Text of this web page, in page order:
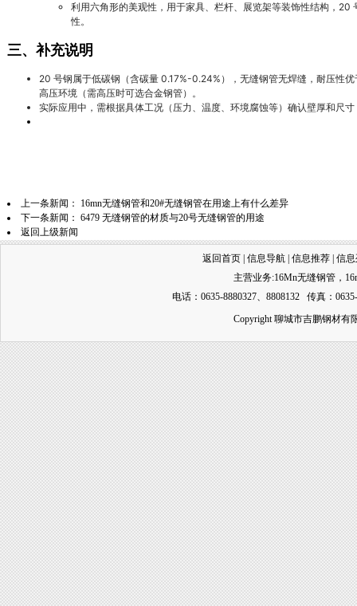
利用六角形的美观性，用于家具、栏杆、展览架等装饰性结构，
性。
三、补充说明
20 号钢属于低碳钢（含碳量 0.17%-0.24%），无缝钢管无焊缝，耐压性
高压环境（需高压时可选合金钢管）。
实际应用中，需根据具体工况（压力、温度、环境腐蚀等）确认壁厚和尺
上一条新闻：
16mn无缝钢管和20#无缝钢管在用途上有什么差异
下一条新闻： 6479 无缝钢管的材质与20号无缝钢管的用途
返回上级新闻
返回首页 信息导航 信息推荐 信
主营业务:16Mn无缝钢管，
电话：0635-8880327、8808132 传真：
Copyright 聊城市吉鹏钢材